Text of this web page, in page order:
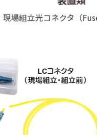
場組立光コネクタ（